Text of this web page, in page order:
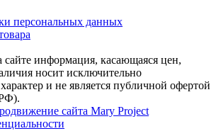
персональных данных
сайте информация, касающаяся цен,
носит исключительно
и не является публичной офертой
сайта Mary Project